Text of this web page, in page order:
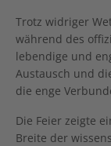
Trotz widriger
während des
lebendige und
Austausch und
die enge
Die Feier zeigte
Breite der